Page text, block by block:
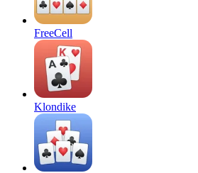
FreeCell
Klondike